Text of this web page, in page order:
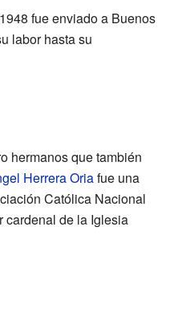
fue enviado a Buenos
labor hasta su
hermanos que también
Herrera Oriafue una
Católica Nacional
cardenal de la Iglesia